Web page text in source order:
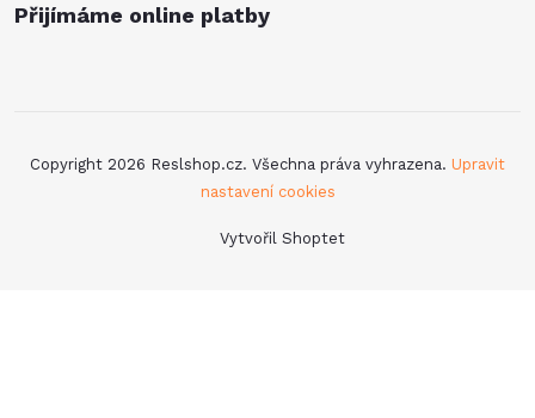
Přijímáme online platby
Vytvořil Shoptet
Copyright 2026 Reslshop.cz. Všechna práva vyhrazena. Upravit
nastavení cookies